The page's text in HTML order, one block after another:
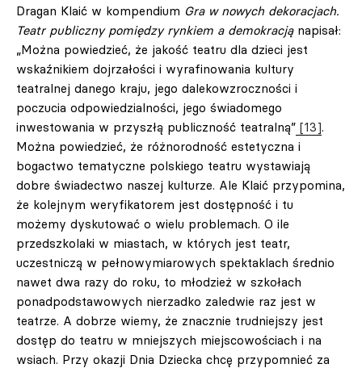
Dragan Klaić w kompendium Gra w nowych dekoracjach.
Teatr publiczny pomiędzy rynkiem a demokracjąnapisał:
„Można powiedzieć, że jakość teatru dla dzieci jest
wskaźnikiem dojrzałości i wyrafinowania kultury
teatralnej danego kraju, jego dalekowzroczności i
poczucia odpowiedzialności, jego świadomego
inwestowania w przyszłą publiczność teatralną” [13].
Można powiedzieć, że różnorodność estetyczna i
bogactwo tematyczne polskiego teatru wystawiają
dobre świadectwo naszej kulturze. Ale Klaić przypomina,
że kolejnym weryfikatorem jest dostępność i tu
możemy dyskutować o wielu problemach. O ile
przedszkolaki w miastach, w których jest teatr,
uczestniczą w pełnowymiarowych spektaklach średnio
nawet dwa razy do roku, to młodzież w szkołach
ponadpodstawowych nierzadko zaledwie raz jest w
teatrze. A dobrze wiemy, że znacznie trudniejszy jest
dostęp do teatru w mniejszych miejscowościach i na
wsiach. Przy okazji Dnia Dziecka chcę przypomnieć za